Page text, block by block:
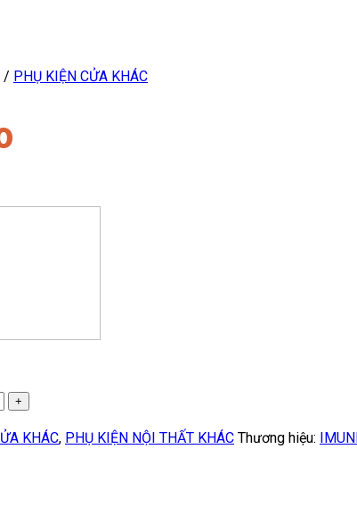
/ PHỤ KIỆN CỬA KHÁC
KHÁC, PHỤ KIỆN NỘI THẤT KHÁC Thương hiệu: